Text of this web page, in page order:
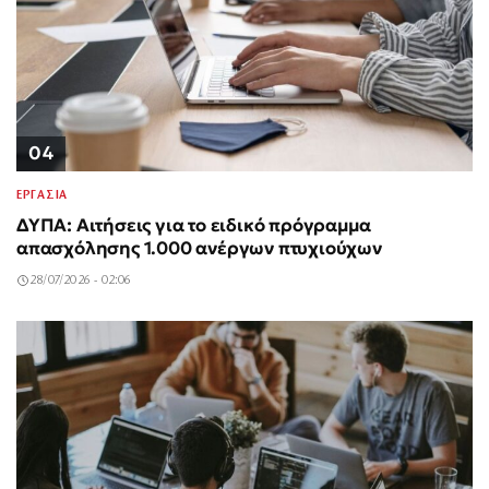
04
ΕΡΓΑΣΙΑ
ΔΥΠΑ: Αιτήσεις για το ειδικό πρόγραμμα
απασχόλησης 1.000 ανέργων πτυχιούχων
28/07/2026 - 02:06